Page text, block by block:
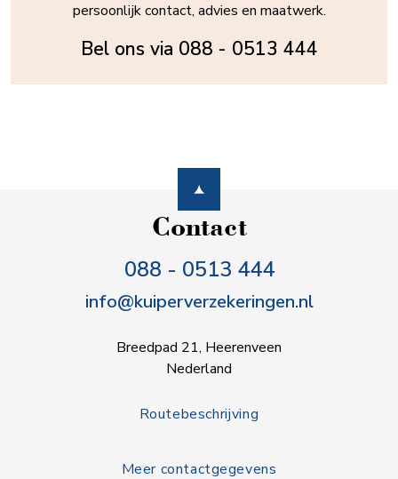
persoonlijk contact, advies en maatwerk.
Bel ons via 088 - 0513 444
Contact
088 - 0513 444
info@kuiperverzekeringen.nl
Breedpad 21, Heerenveen
Nederland
Routebeschrijving
Meer contactgegevens